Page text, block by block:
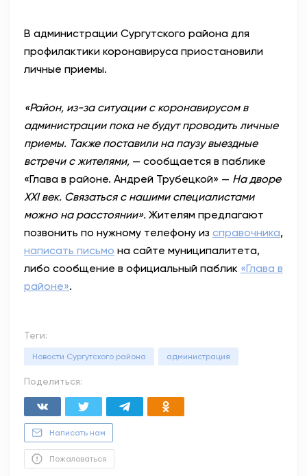
НОВОСТИ
81,41 94,06
Вход / Регистрация
В администрации Сургутского района для
профилактики коронавируса приостановили
личные приемы.
«Район, из-за ситуации с коронавирусом в
администрации пока не будут проводить личные
приемы. Также поставили на паузу выездные
встречи с жителями, — сообщается в паблике
«Глава в районе. Андрей Трубецкой» — На дворе
XXI век. Связаться с нашими специалистами
можно на расстоянии». Жителям предлагают
позвонить по нужному телефону из справочника,
написать письмо на сайте муниципалитета,
либо сообщение в официальный паблик «Глава в
районе».
Теги:
Новости Сургутского района администрация
Поделиться:
Написать нам
Пожаловаться